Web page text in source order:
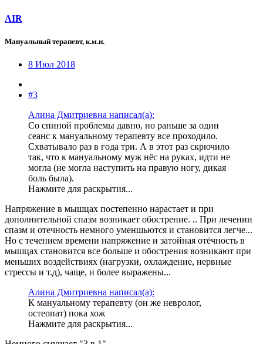
AIR
Мануальный терапевт, к.м.н.
8 Июл 2018
#3
Алина Дмитриевна написал(а):
Со спиной проблемы давно, но раньше за один
сеанс к мануальному терапевту все проходило.
Схватывало раз в года три. А в этот раз скрючило
так, что к мануальному муж нёс на руках, идти не
могла (не могла наступить на правую ногу, дикая
боль была).
Нажмите для раскрытия...
Напряжение в мышцах постепенно нарастает и при
дополнительной спазм возникает обострение. .. При лечении
спазм и отечность немного уменшьются и становится легче...
Но с течением времени напряжение и затойная отёчность в
мышцах становится все больше и обострения возникают при
меньших воздействиях (нагрузки, охлаждение, нервные
стрессы и т.д), чаще, и более выражены...
Алина Дмитриевна написал(а):
К мануальному терапевту (он же невролог,
остеопат) пока хож
Нажмите для раскрытия...